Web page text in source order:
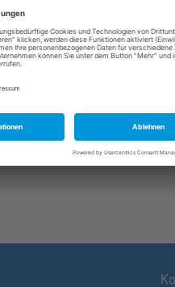
Bildnachweis: © Canva